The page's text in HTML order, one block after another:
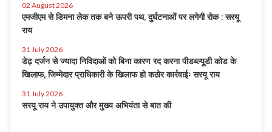
02 August 2026
एमजीएम से डिमना लेक तक बने ऊपरी पथ, दुर्घटनाओं पर लगेगी रोक : सरयू
राय
31 July 2026
डेढ़ दर्जन से ज्यादा निविदाओं को बिना कारण रद करना पीडब्ल्यूडी कोड के
खिलाफ, जिम्मेदार प्राधिकारी के खिलाफ हो कठोर कार्रवाईः सरयू राय
31 July 2026
सरयू राय ने उपायुक्त और मुख्य अभियंता से बात की